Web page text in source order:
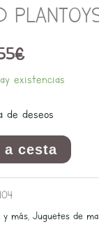
€
existencias
de deseos
a cesta
y más, Juguetes de